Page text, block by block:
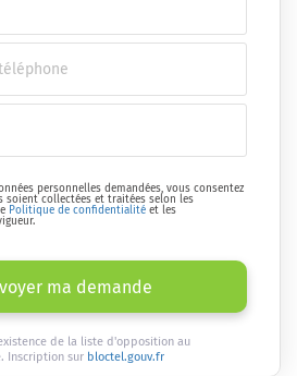
personnelles demandées, vous consentez
soient collectées et traitées selon les
Politique de confidentialité et les
ma demande
de la liste d'opposition au
Inscription sur bloctel.gouv.fr